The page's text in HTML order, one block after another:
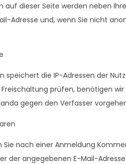
auf dieser Seite werden neben
Adresse und, wenn Sie nicht
speichert die IP-Adressen der
prüfen, benötigen
gegen den Verfasser
Sie nach einer Anmeldung
der angegebenen E-Mail-